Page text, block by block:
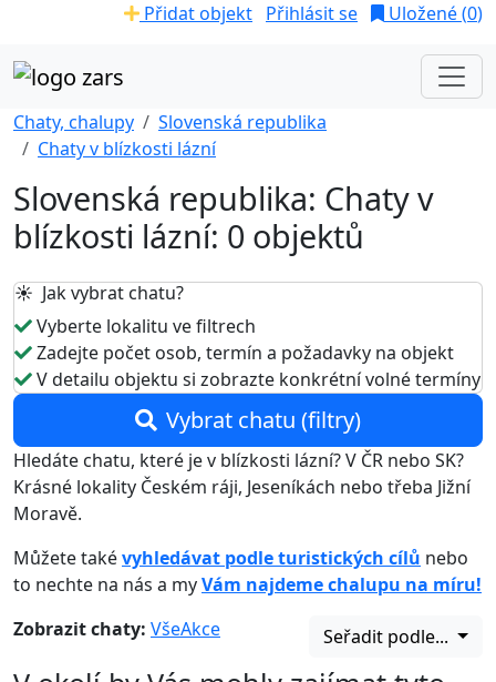
Přidat objekt Přihlásit se Uložené (0)
Chaty, chalupy
Slovenská republika
Chaty v blízkosti lázní
Slovenská republika: Chaty v
blízkosti lázní: 0 objektů
☀️ Jak vybrat chatu?
Vyberte lokalitu ve filtrech
Zadejte počet osob, termín a požadavky na objekt
V detailu objektu si zobrazte konkrétní volné termíny
Vybrat chatu (filtry)
Hledáte chatu, které je v blízkosti lázní? V ČR nebo SK?
Krásné lokality Českém ráji, Jeseníkách nebo třeba Jižní
Moravě.
Můžete takévyhledávat podle turistických cílů nebo
to nechte na nás a myVám najdeme chalupu na míru!
Zobrazit chaty: VšeAkce Seřadit podle...